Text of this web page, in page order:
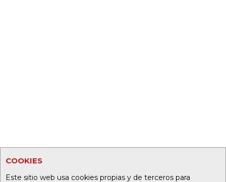
COOKIES
Este sitio web usa cookies propias y de terceros para